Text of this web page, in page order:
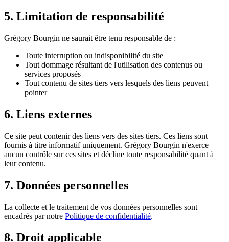
5. Limitation de responsabilité
Grégory Bourgin ne saurait être tenu responsable de :
Toute interruption ou indisponibilité du site
Tout dommage résultant de l'utilisation des contenus ou
services proposés
Tout contenu de sites tiers vers lesquels des liens peuvent
pointer
6. Liens externes
Ce site peut contenir des liens vers des sites tiers. Ces liens sont
fournis à titre informatif uniquement. Grégory Bourgin n'exerce
aucun contrôle sur ces sites et décline toute responsabilité quant à
leur contenu.
7. Données personnelles
La collecte et le traitement de vos données personnelles sont
encadrés par notre Politique de confidentialité.
8. Droit applicable